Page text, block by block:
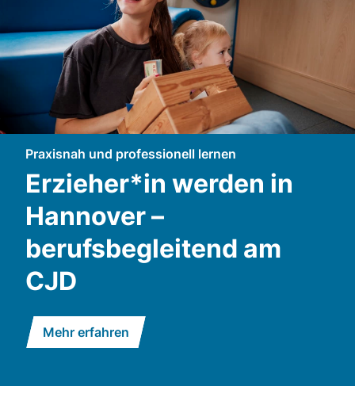
Praxisnah und professionell lernen
Erzieher*in werden in
Hannover –
berufsbegleitend am
CJD
Mehr erfahren